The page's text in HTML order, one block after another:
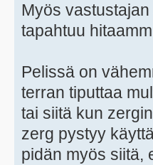
Myös
tapahtuu
Pelissä on
terran tiputtaa
tai siitä kun
zerg pystyy
pidän myös siitä,